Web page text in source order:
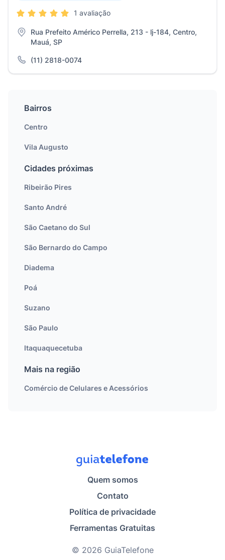
1 avaliação
Rua Prefeito Américo Perrella, 213 - lj-184, Centro,
Mauá, SP
(11) 2818-0074
Bairros
Centro
Vila Augusto
Cidades próximas
Ribeirão Pires
Santo André
São Caetano do Sul
São Bernardo do Campo
Diadema
Poá
Suzano
São Paulo
Itaquaquecetuba
Mais na região
Comércio de Celulares e Acessórios
Quem somos
Contato
Política de privacidade
Ferramentas Gratuitas
© 2026 GuiaTelefone